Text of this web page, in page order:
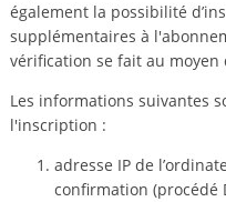
également la possibilité
supplémentaires à
vérification se fait au
Les informations suivantes
l'inscription :
adresse IP de
confirmation (procédé